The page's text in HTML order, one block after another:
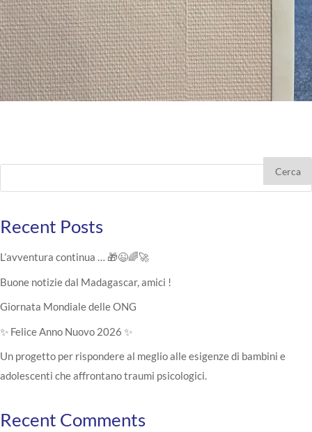
Cerca
Recent Posts
L’avventura continua … 🎁😉🌈🚀
Buone notizie dal Madagascar, amici !
Giornata Mondiale delle ONG
✨ Felice Anno Nuovo 2026 ✨
Un progetto per rispondere al meglio alle esigenze di bambini e
adolescenti che affrontano traumi psicologici.
Recent Comments